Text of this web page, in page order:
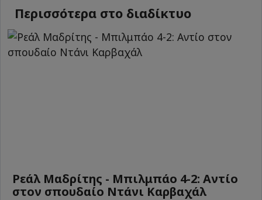
Περισσότερα στο διαδίκτυο
Ρεάλ Μαδρίτης - Μπιλμπάο 4-2: Αντίο
στον σπουδαίο Ντάνι Καρβαχάλ